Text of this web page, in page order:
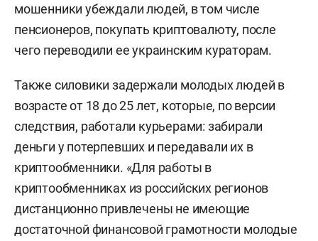
мошенники убеждали людей, в том числе
пенсионеров, покупать криптовалюту, после
чего переводили ее украинским кураторам.
Также силовики задержали молодых людей в
возрасте от 18 до 25 лет, которые, по версии
следствия, работали курьерами: забирали
деньги у потерпевших и передавали их в
криптообменники. «Для работы в
криптообменниках из российских регионов
дистанционно привлечены не имеющие
достаточной финансовой грамотности молодые